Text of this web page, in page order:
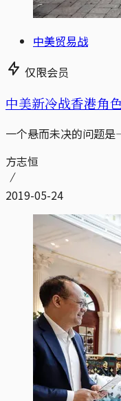
中美贸易战
仅限会员
中美新冷战香港角
一个悬而未决的问题
方志恒
2019-05-24